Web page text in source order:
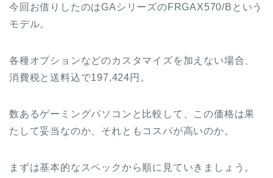
今回お借りしたのはGAシリーズのFRGAX570/Bという
モデル。
各種オプションなどのカスタマイズを加えない場合、
消費税と送料込で197,424円。
数あるゲーミングパソコンと比較して、この価格は果
たして妥当なのか、それともコスパが高いのか。
まずは基本的なスペックから順に見ていきましょう。